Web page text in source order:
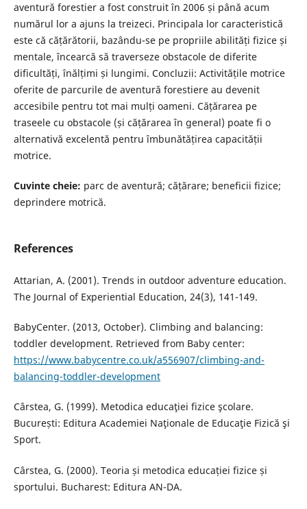
aventură forestier a fost construit în 2006 și până acum
numărul lor a ajuns la treizeci. Principala lor caracteristică
este că cățărătorii, bazându-se pe propriile abilități fizice și
mentale, încearcă să traverseze obstacole de diferite
dificultăți, înălțimi și lungimi. Concluzii: Activitățile motrice
oferite de parcurile de aventură forestiere au devenit
accesibile pentru tot mai mulți oameni. Cățărarea pe
traseele cu obstacole (și cățărarea în general) poate fi o
alternativă excelentă pentru îmbunătățirea capacității
motrice.
Cuvinte cheie: parc de aventură; cățărare; beneficii fizice;
deprindere motrică.
References
Attarian, A. (2001). Trends in outdoor adventure education.
The Journal of Experiential Education, 24(3), 141-149.
BabyCenter. (2013, October). Climbing and balancing:
toddler development. Retrieved from Baby center:
https://www.babycentre.co.uk/a556907/climbing-and-
balancing-toddler-development
Cârstea, G. (1999). Metodica educaţiei fizice şcolare.
București: Editura Academiei Naţionale de Educaţie Fizică şi
Sport.
Cârstea, G. (2000). Teoria și metodica educației fizice și
sportului. Bucharest: Editura AN-DA.